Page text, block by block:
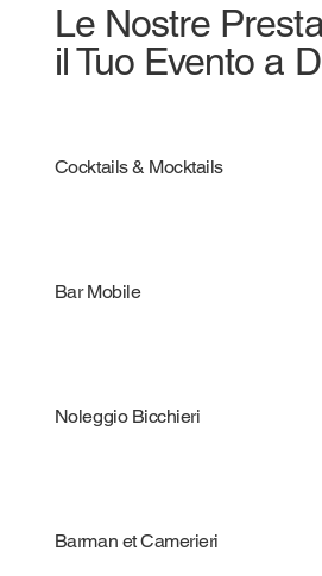
Le Nostre
il Tuo Evento a
Cocktails & Mocktails
Bar Mobile
Noleggio Bicchieri
Barman et Camerieri